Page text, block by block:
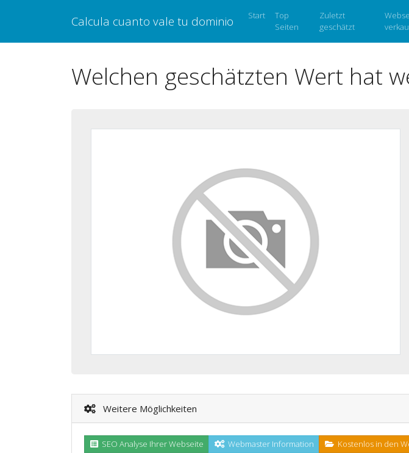
Calcula cuanto vale tu dominio Start
Top
Seiten
Zuletzt
geschätzt
Welchen geschätzten Wert hat
Weitere Möglichkeiten
SEO Analyse Ihrer Webseite Webmaster Information Kostenlos in den